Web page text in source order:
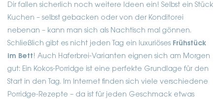
Dir fallen sicherlich noch weitere Ideen ein! Selbst ein Stück
Kuchen – selbst gebacken oder von der Konditorei
nebenan – kann man sich als Nachtisch mal gönnen.
Schließlich gibt es nicht jeden Tag ein luxuriöses Frühstück
im Bett ! Auch Haferbrei-Varianten eignen sich am Morgen
gut: Ein Kokos-Porridge ist eine perfekte Grundlage für den
Start in den Tag. Im Internet finden sich viele verschiedene
Porridge-Rezepte – da ist für jeden Geschmack etwas